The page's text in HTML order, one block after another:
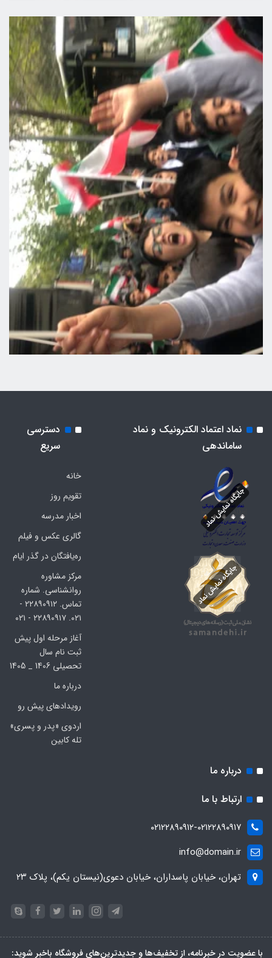
نماد اعتماد الکترونیک و نماد
ساماندهی
دسترسی
سریع
خانه
تقویم روز
اخبار مدرسه
گالری عکس و فیلم
ره‌یافتگان در گذر ایام
مرکز مشاوره
روانشناسی. شماره
تماس. ۲۲۸۹۰۹۱۲ -
۰۲۱. ۲۲۸۹۰۹۱۷ - ۰۲۱
آغاز مرحله اول پیش
ثبت نام سال
تحصیلی 1406 _ 1405
درباره ما
رویدادهای پیش رو
اردوی «پدر و پسری»
تله کابین
درباره ما
ارتباط با ما
۰۲۱۲۲۸۹۰۹۱۲-۰۲۱۲۲۸۹۰۹۱۷
info@domain.ir
تهران، خیابان پاسداران، خیابان دعوی(نیستان یکم)، پلاک ۲۳
با عضویت در خبرنامه، از تخفیف‌ها و جدیدترین‌های فروشگاه باخبر شوید: